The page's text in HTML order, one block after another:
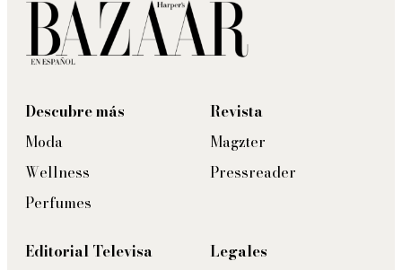
Descubre más
Moda
Wellness
Perfumes
Revista
Magzter
Pressreader
Editorial Televisa
Legales